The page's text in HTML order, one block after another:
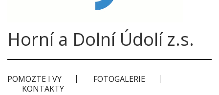
Horní a Dolní Údolí z.s.
POMOZTE I VY
FOTOGALERIE
KONTAKTY